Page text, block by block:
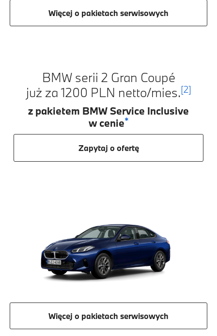
Więcej o pakietach serwisowych
BMW serii 2 Gran Coupé
już za 1200 PLN netto/mies.[2]
z pakietem BMW Service Inclusive
w cenie*
Zapytaj o ofertę
Więcej o pakietach serwisowych